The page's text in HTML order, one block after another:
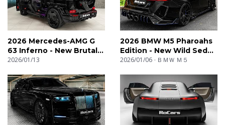
2026 Mercedes-AMG G
63 Inferno - New Brutal G
Class by TopCar Design
2026/01/13
2026 BMW M5 Pharoahs
Edition - New Wild Sedan
by MANSORY
2026/01/06 ＢＭＷ Ｍ５